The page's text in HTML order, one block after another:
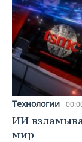
Технологии
ИИ
мир